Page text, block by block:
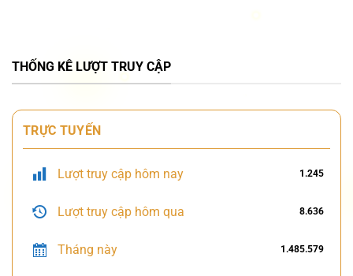
THỐNG KÊ LƯỢT TRUY CẬP
TRỰC TUYẾN
Lượt truy cập hôm nay 1.245
Lượt truy cập hôm qua 8.636
Tháng này 1.485.579